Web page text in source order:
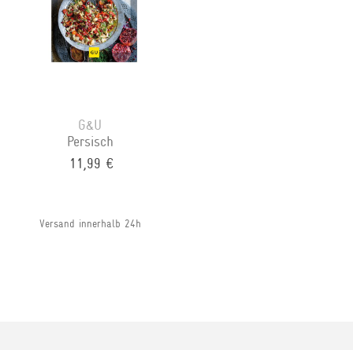
G&U
Persisch
11,99 €
Versand innerhalb 24h